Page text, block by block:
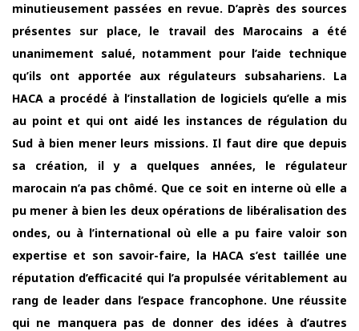
minutieusement passées en revue. D’après des sources
présentes sur place, le travail des Marocains a été
unanimement salué, notamment pour l’aide technique
qu’ils ont apportée aux régulateurs subsahariens. La
HACA a procédé à l’installation de logiciels qu’elle a mis
au point et qui ont aidé les instances de régulation du
Sud à bien mener leurs missions. Il faut dire que depuis
sa création, il y a quelques années, le régulateur
marocain n’a pas chômé. Que ce soit en interne où elle a
pu mener à bien les deux opérations de libéralisation des
ondes, ou à l’international où elle a pu faire valoir son
expertise et son savoir-faire, la HACA s’est taillée une
réputation d’efficacité qui l’a propulsée véritablement au
rang de leader dans l’espace francophone. Une réussite
qui ne manquera pas de donner des idées à d’autres